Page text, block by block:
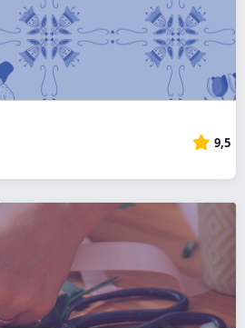
9,5